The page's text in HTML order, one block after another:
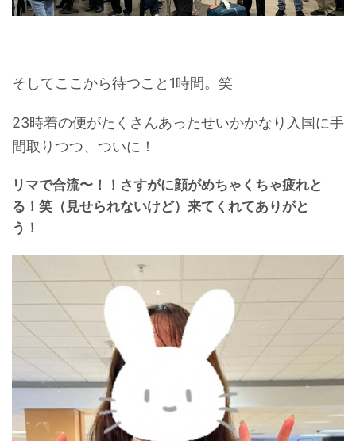
そしてここから待つこと1時間。笑
23時着の便がたくさんあったせいかかなり入国に手
間取りつつ、ついに！
リマで合流〜！！さすがに顔がめちゃくちゃ疲れと
る！笑（見せられないけど）来てくれてありがと
う！